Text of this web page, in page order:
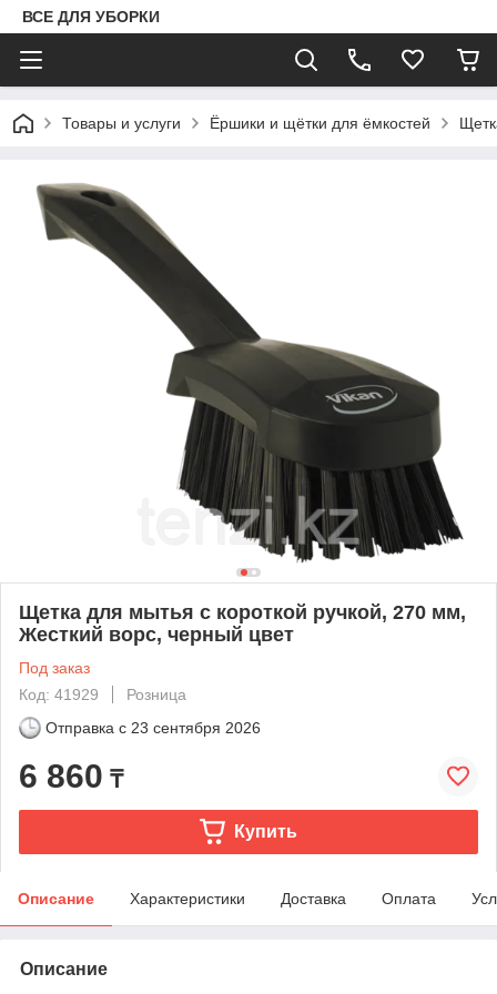
ВСЕ ДЛЯ УБОРКИ
Товары и услуги Ёршики и щётки для ёмкостей
Щетка для мытья с короткой ручкой, 270 мм,
Жесткий ворс, черный цвет
Под заказ
Код: 41929
Розница
Отправка с 23 сентября 2026
6 860 ₸
Купить
Описание Характеристики Доставка Оплата
Описание